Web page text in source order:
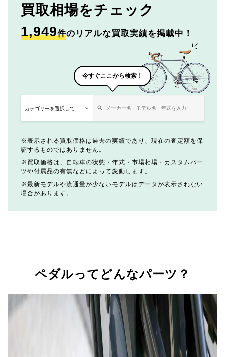
買取相場をチェック
1,949件のリアルな買取実績を掲載中！
今すぐここから検索！
表示される買取価格は過去の実績であり、現在の査定額を保
証するものではありません。
買取価格は、自転車の状態・年式・市場相場・カスタムパー
ツや付属品の有無などによって変動します。
最新モデルや流通量が少ないモデルはデータが表示されない
場合があります。
ペダルってどんなパーツ？